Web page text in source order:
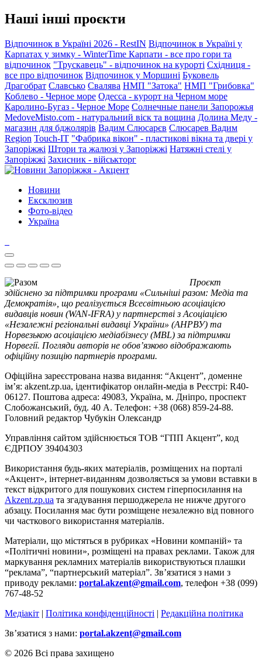
Наші інші проєкти
Відпочинок в Україні 2026 - RestIN Відпочинок в Україні у
Карпатах у зимку - WinterTime Карпати - все про гори та
відпочинок "Трускавець" - відпочинок на курорті Східниця -
все про відпочинок Відпочинок у Моршині Буковель
Драгобрат Славсько Свалява НМП "Затока" НМП "Грибовка"
Коблево - Черное море Одесса - курорт на Черном море
Каролино-Бугаз - Черное Море Солнечные панели Запорожья
MedoveMisto.com - натуральний віск та вощина Долина Меду -
магазин для бджолярів Вадим Слюсарєв Слюсарев Вадим
Region Touch-IT "Фабрика вікон" - пластикові вікна та двері у
Запоріжжі Штори та жалюзі у Запоріжжі Натяжні стелі у
Запоріжжі Захисник - військторг
Новини
Ексклюзив
Фото-відео
Україна
Проєкт
здійснено за підтримки програми «Сильніші разом: Медіа та
Демократія», що реалізується Всесвітньою асоціацією
видавців новин (WAN-IFRA) у партнерстві з Асоціацією
«Незалежні регіональні видавці України» (АНРВУ) та
Норвезькою асоціацією медіабізнесу (MBL) за підтримки
Норвегії. Погляди авторів не обов’язково відображають
офіційну позицію партнерів програми.
Офіційна зареєстрована назва видання: “Акцент”, доменне
ім’я: akzent.zp.ua, ідентифікатор онлайн-медіа в Реєстрі: R40-
06127. Поштова адреса: 49083, Україна, м. Дніпро, проспект
Слобожанський, буд. 40 А. Телефон: +38 (068) 859-24-88.
Головний редактор Чубукін Олександр
Управління сайтом здійснюється ТОВ “ГПП Акцент”, код
ЄДРПОУ 39404303
Використання будь-яких матеріалів, розміщених на порталі
«Акцент», інтернет-виданням дозволяється за умови вставки в
текст відкритого для пошукових систем гіперпосилання на
Akzent.zp.ua та згадування першоджерела не нижче другого
абзацу. Посилання має бути розміщене незалежно від повного
чи часткового використання матеріалів.
Матеріали, що містяться в рубриках «Новини компаній» та
«Політичні новини», розміщені на правах реклами. Також для
маркування рекламних матеріалів використвуються плашки
“реклама”, “партнерський матеріал”. Зв’язатися з нами з
приводу реклами: portal.akzent@gmail.com, телефон +38 (099)
767-48-52
Медіакіт | Політика конфіденційності | Редакційна політика
Зв’язатися з нами: portal.akzent@gmail.com
© 2026 Всі права захищено